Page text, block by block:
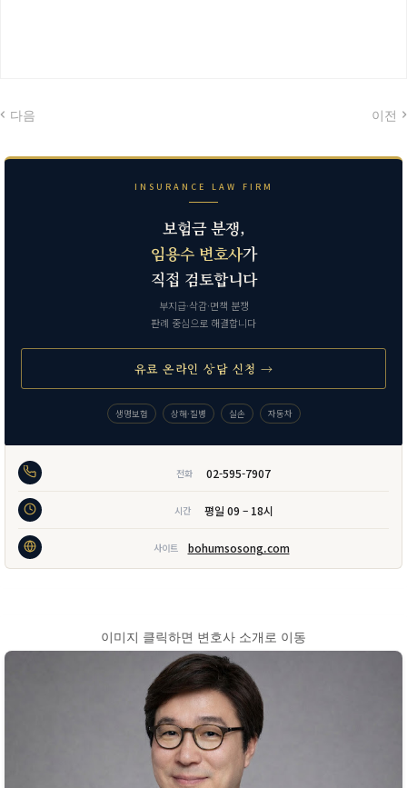
다음 이전
INSURANCE LAW FIRM
보험금 분쟁,
임용수 변호사가
직접 검토합니다
부지급·삭감·면책 분쟁
판례 중심으로 해결합니다
유료 온라인 상담 신청 →
생명보험 상해·질병 실손 자동차
전화 02-595-7907
시간 평일 09 – 18시
사이트 bohumsosong.com
이미지 클릭하면 변호사 소개로 이동